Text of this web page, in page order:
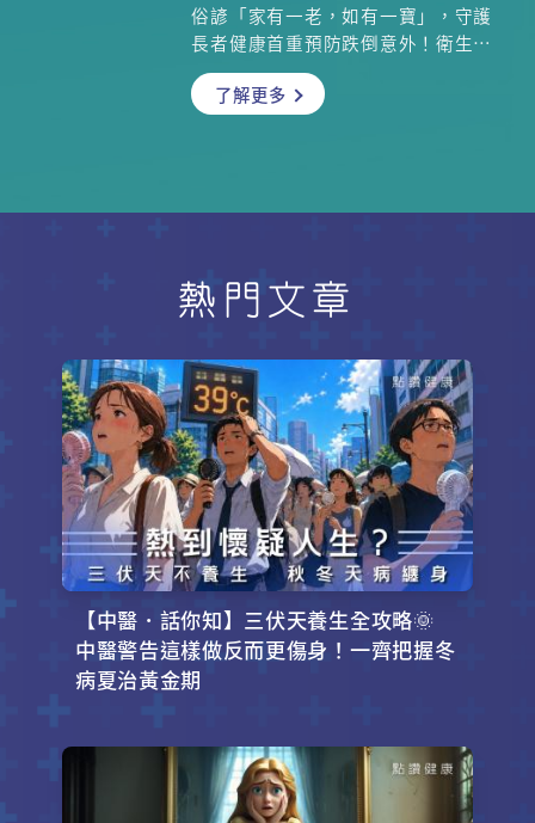
俗諺「家有一老，如有一寶」，守護
長者健康首重預防跌倒意外！衛生署
《非故意損傷統計調查報告書》揭露
驚人數據：74.5%銀髮族受傷事故源
整合醫學觀點與物理治療師實證策
了解更多
熱門文章
【中醫．話你知】三伏天養生全攻略🌞
中醫警告這樣做反而更傷身！一齊把握冬
病夏治黃金期